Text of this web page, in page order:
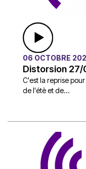
06 OCTOBRE
Distorsion
C'est la reprise
de l'étè et de...